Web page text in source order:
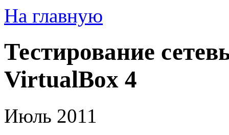
На главную
Тестирование
VirtualBox 4
Июль 2011